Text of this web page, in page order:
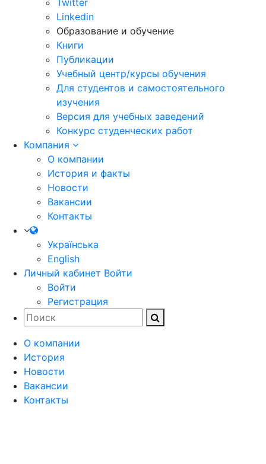
Twitter
Linkedin
Образование и обучение
Книги
Публикации
Учебный центр/курсы обучения
Для студентов и самостоятельного
изучения
Версия для учебных заведений
Конкурс студенческих работ
Компания
О компании
История и факты
Новости
Вакансии
Контакты
Українська
English
Личный кабинет Войти
Войти
Регистрация
О компании
История
Новости
Вакансии
Контакты